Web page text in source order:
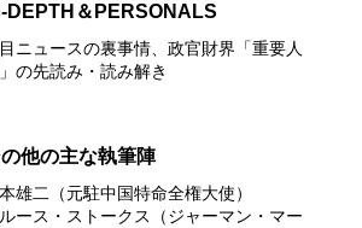
DEPTH＆PERSONALS
ニュースの裏事情、政官財界「重要人
の先読み・読み解き
他の主な執筆陣
雄二（元駐中国特命全権大使）
ース・ストークス（ジャーマン・マー